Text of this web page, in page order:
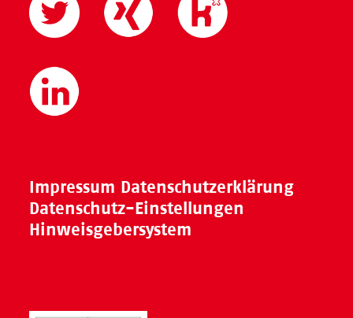
Impressum Datenschutzerklärung
Datenschutz-Einstellungen
Hinweisgebersystem